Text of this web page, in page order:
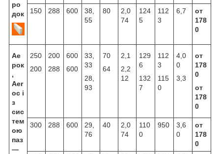
ро
док
150 288 600
38,
55
80
2,0
74
124
5
112
3
6,7
от
178
0
Ае
рок
,
Aer
oc і
з
сис
тем
ою
паз
—
250
200
200
288
600
600
33,
33
28,
93
70
64
2,1
2,2
12
129
6
132
7
112
3
115
0
4,0
0
3,3
от
178
0
от
178
0
300 288 600
29,
76
40
2,0
74
110
0
950
3,6
0
от
178
0